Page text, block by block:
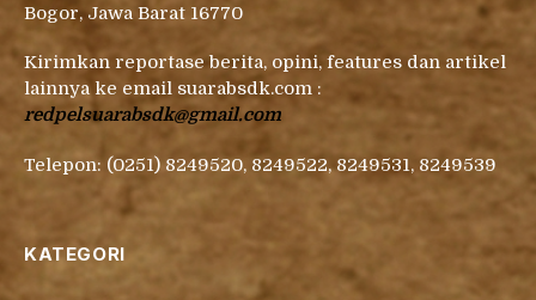
Bogor, Jawa Barat 16770
Kirimkan reportase berita, opini, features dan artikel
lainnya ke email suarabsdk.com :
redpelsuarabsdk@gmail.com
Telepon: (0251) 8249520, 8249522, 8249531, 8249539
KATEGORI